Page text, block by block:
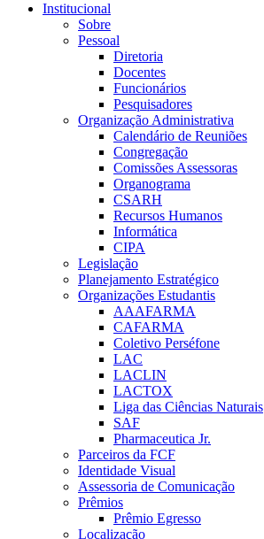
Institucional
Sobre
Pessoal
Diretoria
Docentes
Funcionários
Pesquisadores
Organização Administrativa
Calendário de Reuniões
Congregação
Comissões Assessoras
Organograma
CSARH
Recursos Humanos
Informática
CIPA
Legislação
Planejamento Estratégico
Organizações Estudantis
AAAFARMA
CAFARMA
Coletivo Perséfone
LAC
LACLIN
LACTOX
Liga das Ciências Naturais
SAF
Pharmaceutica Jr.
Parceiros da FCF
Identidade Visual
Assessoria de Comunicação
Prêmios
Prêmio Egresso
Localização